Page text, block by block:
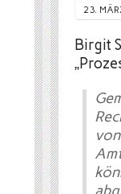
23.
Birgit